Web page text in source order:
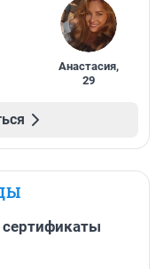
Анастасия,
29
сертификаты